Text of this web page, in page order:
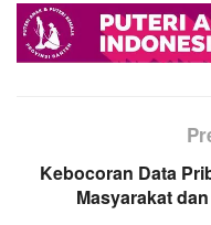
Kebocoran Data
Masyarakat